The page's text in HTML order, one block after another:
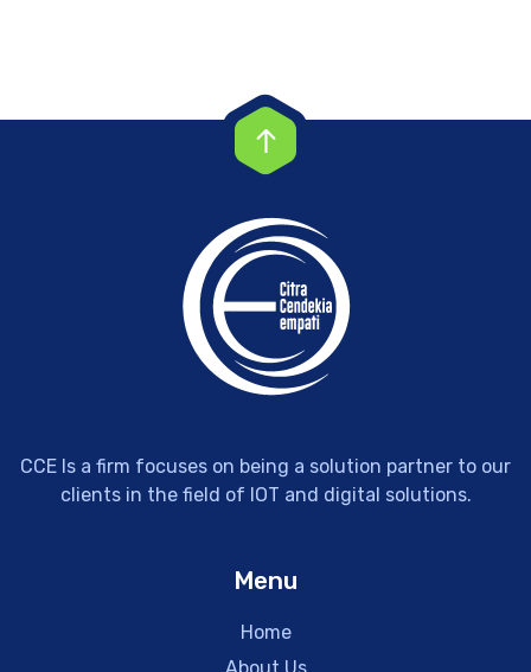
CCE Is a firm focuses on being a solution partner to our
clients in the field of IOT and digital solutions.
Menu
Home